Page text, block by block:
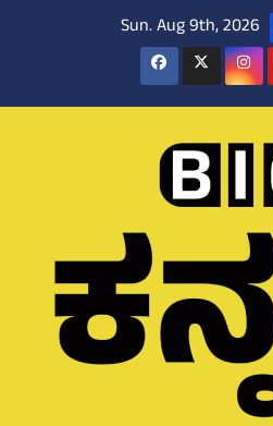
Sun. Aug 9th, 2026